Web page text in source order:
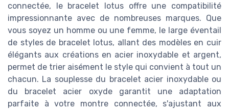
connectée, le bracelet lotus offre une compatibilité
impressionnante avec de nombreuses marques. Que
vous soyez un homme ou une femme, le large éventail
de styles de bracelet lotus, allant des modèles en cuir
élégants aux créations en acier inoxydable et argent,
permet de trier aisément le style qui convient à tout un
chacun. La souplesse du bracelet acier inoxydable ou
du bracelet acier oxyde garantit une adaptation
parfaite à votre montre connectée, s'ajustant aux